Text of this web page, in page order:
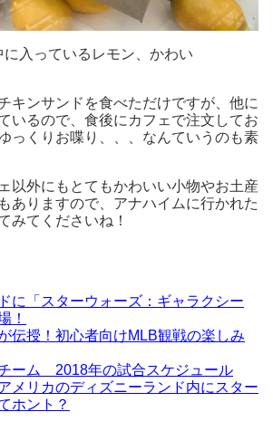
に入っているレモン、かわい
キンサンドを食べただけですが、他に
いるので、食後にカフェで注文してお
っくりお喋り、、、なんていうのも素
以外にもとてもかわいい小物やお土産
ありますので、アナハイムに行かれた
みてくださいね！
に「スターウォーズ：ギャラクシー
！
伝授！初心者向けMLB観戦の楽しみ
ーム 2018年の試合スケジュール
メリカのディズニーランド内にスター
ホント？